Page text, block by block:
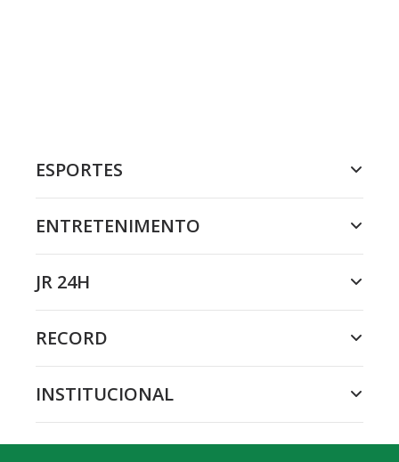
ESPORTES
ENTRETENIMENTO
JR 24H
RECORD
INSTITUCIONAL